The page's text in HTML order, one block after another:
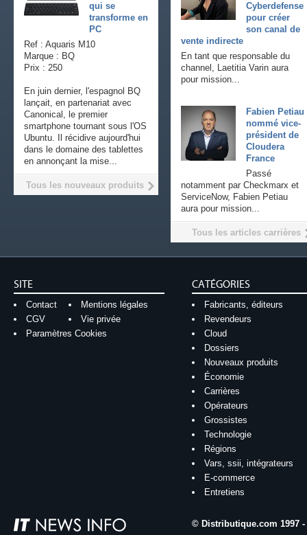
Cyberdefense
pour créer
son canal de
vente indirecte
En tant que responsable du
channel, Laetitia Varin aura
pour mission...
Fabien Petiau
nommé vice-
président de
Cloudera
France
Passé
notamment par Checkmarx et
ServiceNow, Fabien Petiau
aura pour mission...
Tous les articles carrières
qui se
transforme en
PC
Ref : Aquaris M10
Marque : BQ
Prix : 250
En juin dernier, l'espagnol BQ
lançait, en partenariat avec
Canonical, le premier
smartphone tournant sous l'OS
Ubuntu. Il récidive aujourd'hui
dans le domaine des tablettes
en annonçant la mise...
Tous les nouveaux produits
SITE
Contact
Mentions légales
CGV
Vie privée
Paramètres Cookies
CATÉGORIES
Fabricants, éditeurs
Revendeurs
Cloud
Dossiers
Nouveaux produits
Économie
Carrières
Opérateurs
Grossistes
Technologie
Régions
Vars, ssii, intégrateurs
E-commerce
Entretiens
© Distributique.com 1997 -